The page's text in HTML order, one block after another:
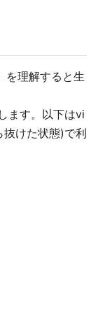
を理解すると生
ます。以下はvi
抜けた状態)で利